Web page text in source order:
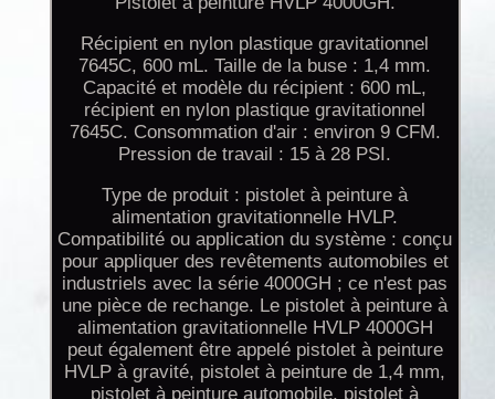
Récipient en nylon plastique gravitationnel
7645C, 600 mL. Taille de la buse : 1,4 mm.
Capacité et modèle du récipient : 600 mL,
récipient en nylon plastique gravitationnel
7645C. Consommation d'air : environ 9 CFM.
Pression de travail : 15 à 28 PSI.
Type de produit : pistolet à peinture à
alimentation gravitationnelle HVLP.
Compatibilité ou application du système : conçu
pour appliquer des revêtements automobiles et
industriels avec la série 4000GH ; ce n'est pas
une pièce de rechange. Le pistolet à peinture à
alimentation gravitationnelle HVLP 4000GH
peut également être appelé pistolet à peinture
HVLP à gravité, pistolet à peinture de 1,4 mm,
pistolet à peinture automobile, pistolet à